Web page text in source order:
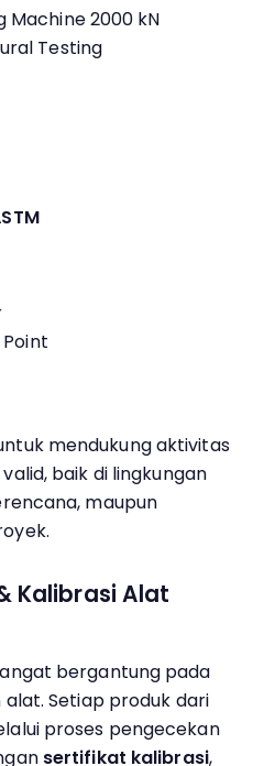
Machine 2000 kN
Testing
mendukung aktivitas
baik di lingkungan
maupun
Kalibrasi Alat
bergantung pada
Setiap produk dari
proses pengecekan
sertifikat kalibrasi,